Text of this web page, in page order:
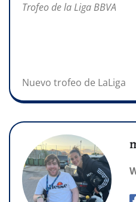
Trofeo de la Liga BBVA
Nuevo trofeo de LaLiga